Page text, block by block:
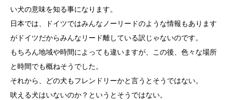
い犬の意味を知る事になります。
日本では、ドイツではみんなノーリードのような情報もあります
がドイツだからみんなリード離している訳じゃないのです。
もちろん地域や時間によっても違いますが、この後、色々な場所
と時間でも概ねそうでした。
それから、どの犬もフレンドリーかと言うとそうではない。
吠える犬はいないのか？というとそうではない。